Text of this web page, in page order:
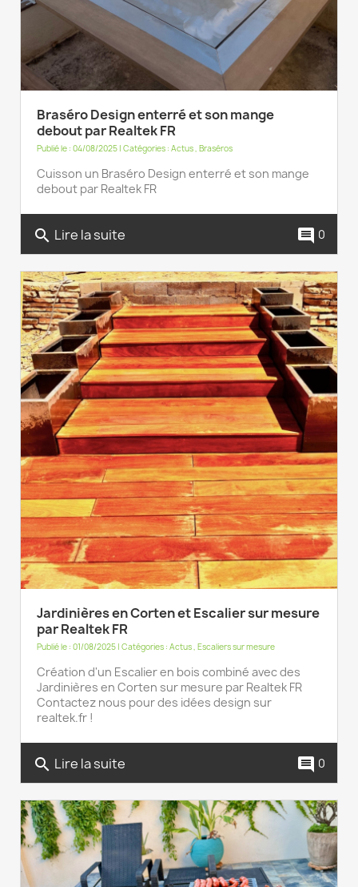
Braséro Design enterré et son mange
debout par Realtek FR
Publié le : 04/08/2025 | Catégories : Actus, Braséros
Cuisson un Braséro Design enterré et son mange
debout par Realtek FR
search Lire la suite comment 0
Jardinières en Corten et Escalier sur mesure
par Realtek FR
Publié le : 01/08/2025 | Catégories : Actus, Escaliers sur mesure
Création d'un Escalier en bois combiné avec des
Jardinières en Corten sur mesure par Realtek FR
Contactez nous pour des idées design sur
realtek.fr !
search Lire la suite comment 0